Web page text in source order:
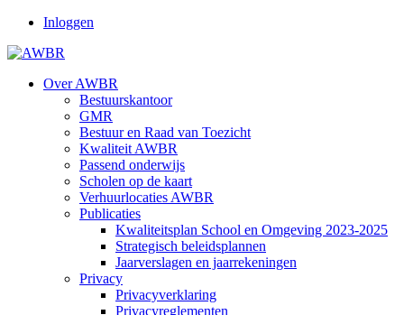
Inloggen
Over AWBR
Bestuurskantoor
GMR
Bestuur en Raad van Toezicht
Kwaliteit AWBR
Passend onderwijs
Scholen op de kaart
Verhuurlocaties AWBR
Publicaties
Kwaliteitsplan School en Omgeving 2023-2025
Strategisch beleidsplannen
Jaarverslagen en jaarrekeningen
Privacy
Privacyverklaring
Privacyreglementen